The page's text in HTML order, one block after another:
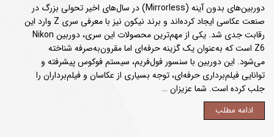
دوربین‌های بدون آینه (Mirrorless) در سال‌های اخیر تحولی بزرگ در
صنعت عکاسی ایجاد کرده‌اند و برند نیکون نیز با معرفی سری Z وارد این
رقابت جدی شد. یکی از مهم‌ترین محصولات این سری، دوربین Nikon
Z6 است که به‌عنوان یک گزینه حرفه‌ای اما مقرون‌به‌صرفه شناخته
می‌شود. این دوربین با سنسور فول‌فریم، سیستم فوکوس پیشرفته و
توانایی فیلم‌برداری حرفه‌ای، توجه بسیاری از عکاسان و فیلم‌برداران را
جلب کرده است. شما عزیزان …
ادامه مطلب